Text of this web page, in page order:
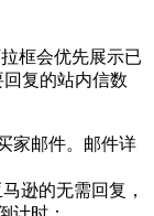
框会优先展示已
复的站内信数
家邮件。邮件详
逊的无需回复，